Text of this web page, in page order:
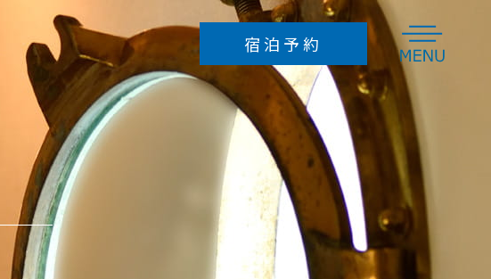
【公式】1日3組限定のオーベルジュ波太オルビス|関東・千葉・鴨川
宿泊予約